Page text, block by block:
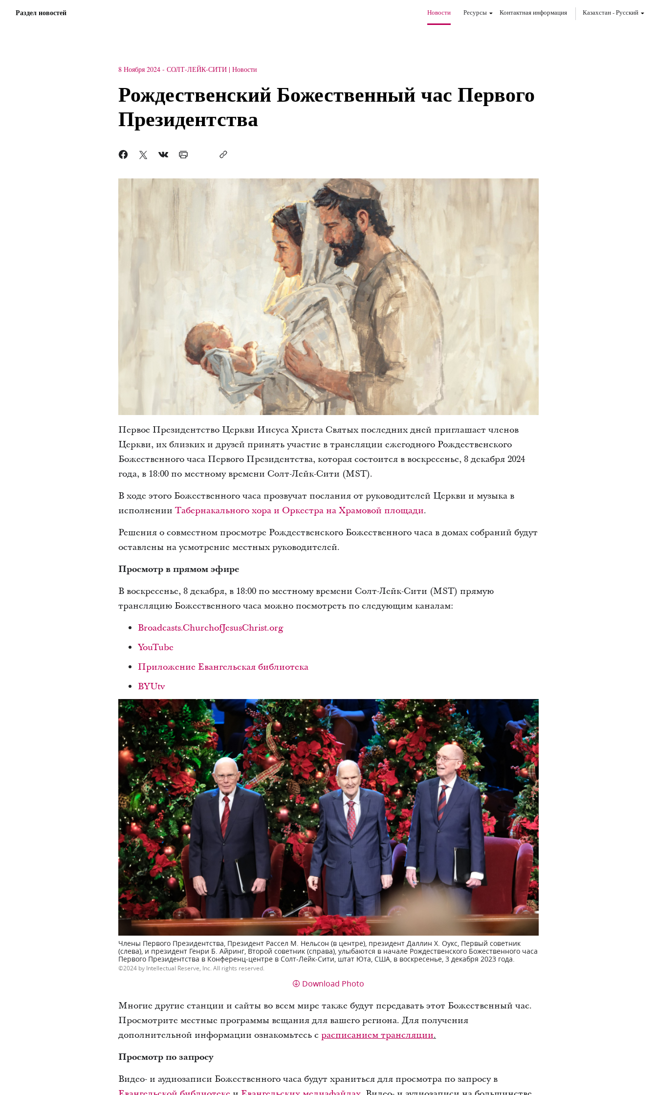
Раздел новостей Новости Ресурсы Контактная информация Казахстан-Pусский
8 Ноября 2024 - СОЛТ-ЛЕЙК-СИТИ Новости
Рождественский Божественный час Первого
Президентства
Первое Президентство Церкви Иисуса Христа Святых последних дней приглашает членов
Церкви, их близких и друзей принять участие в трансляции ежегодного Рождественского
Божественного часа Первого Президентства, которая состоится в воскресенье, 8 декабря 2024
года, в 18:00 по местному времени Солт-Лейк-Сити (MST).
В ходе этого Божественного часа прозвучат послания от руководителей Церкви и музыка в
исполнении Табернакального хора и Оркестра на Храмовой площади.
Решения о совместном просмотре Рождественского Божественного часа в домах собраний будут
оставлены на усмотрение местных руководителей.
Просмотр в прямом эфире
В воскресенье, 8 декабря, в 18:00 по местному времени Солт-Лейк-Сити (MST) прямую
трансляцию Божественного часа можно посмотреть по следующим каналам:
Broadcasts.ChurchofJesusChrist.org
YouTube
Приложение Евангельская библиотека
BYUtv
Члены Первого Президентства, Президент Рассел М. Нельсон (в центре), президент Даллин Х. Оукс, Первый советник
(слева), и президент Генри Б. Айринг, Второй советник (справа), улыбаются в начале Рождественского Божественного часа
Первого Президентства в Конференц-центре в Солт-Лейк-Сити, штат Юта, США, в воскресенье, 3 декабря 2023 года.
2024 by Intellectual Reserve, Inc. All rights reserved.
Download Photo
Многие другие станции и сайты во всем мире также будут передавать этот Божественный час.
Просмотрите местные программы вещания для вашего региона. Для получения
дополнительной информации ознакомьтесь с расписанием трансляции.
Просмотр по запросу
Видео- и аудиозаписи Божественного часа будут храниться для просмотра по запросу в